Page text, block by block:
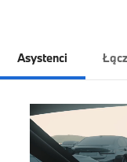
Asystenci